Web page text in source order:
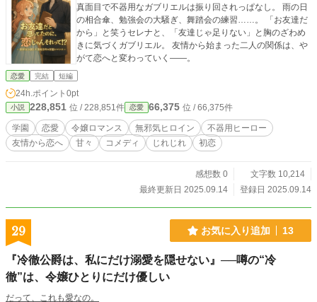
真面目で不器用なガブリエルは振り回されっぱなし。 雨の日
の相合傘、勉強会の大騒ぎ、舞踏会の練習……。 「お友達だ
から」と笑うセレナと、「友達じゃ足りない」と胸のざわめ
きに気づくガブリエル。 友情から始まった二人の関係は、や
がて恋へと変わっていく――。
恋愛 完結 短編
24h.ポイント 0pt
小説 228,851 位 / 228,851件 恋愛 66,375 位 / 66,375件
学園 恋愛 令嬢ロマンス 無邪気ヒロイン
不器用ヒーロー
友情から恋へ
甘々 コメディ じれじれ 初恋
感想数 0
文字数 10,214
最終更新日 2025.09.14
登録日 2025.09.14
29 お気に入り追加 13
『冷徹公爵は、私にだけ溺愛を隠せない』──噂の“冷
徹”は、令嬢ひとりにだけ優しい
だって、これも愛なの。